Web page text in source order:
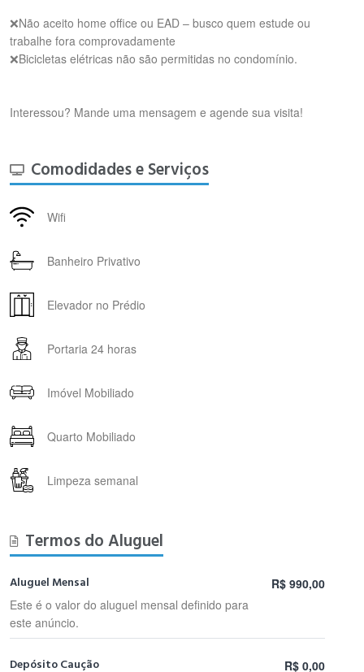
❌Não aceito home office ou EAD – busco quem estude ou
trabalhe fora comprovadamente
❌Bicicletas elétricas não são permitidas no condomínio.
Interessou? Mande uma mensagem e agende sua visita!
Comodidades e Serviços
Wifi
Banheiro Privativo
Elevador no Prédio
Portaria 24 horas
Imóvel Mobiliado
Quarto Mobiliado
Limpeza semanal
Termos do Aluguel
Aluguel Mensal
Este é o valor do aluguel mensal definido para
este anúncio.
R$ 990,00
Depósito Caução R$ 0,00